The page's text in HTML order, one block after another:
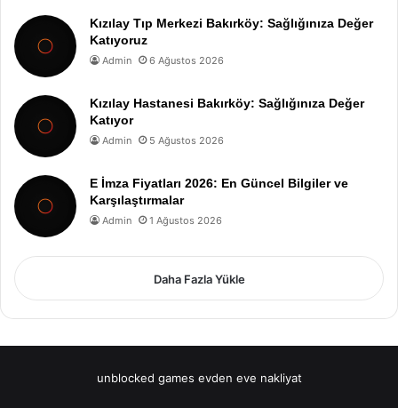
Kızılay Tıp Merkezi Bakırköy: Sağlığınıza Değer
Katıyoruz
Admin 6 Ağustos 2026
Kızılay Hastanesi Bakırköy: Sağlığınıza Değer
Katıyor
Admin 5 Ağustos 2026
E İmza Fiyatları 2026: En Güncel Bilgiler ve
Karşılaştırmalar
Admin 1 Ağustos 2026
Daha Fazla Yükle
unblocked games evden eve nakliyat